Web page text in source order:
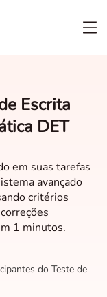
Escrita
DET
em suas tarefas
avançado
critérios
1 minutos.
do Teste de